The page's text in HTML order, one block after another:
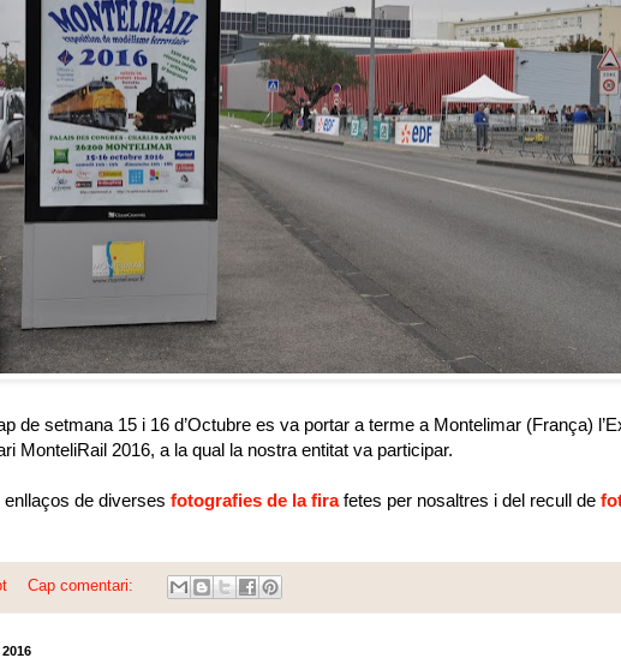
de setmana 15 i 16 d’Octubre es va portar a terme a Montelimar (França)
MonteliRail 2016, a la qual la nostra entitat va participar.
de diverses fotografies de la firafetes per nosaltres i del recull de
Cap comentari: